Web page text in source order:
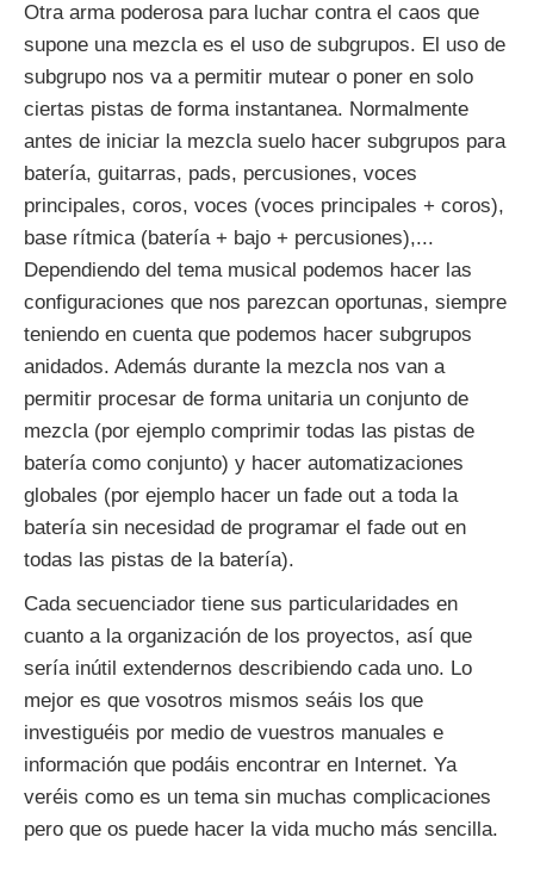
Otra arma poderosa para luchar contra el caos que
supone una mezcla es el uso de subgrupos. El uso de
subgrupo nos va a permitir mutear o poner en solo
ciertas pistas de forma instantanea. Normalmente
antes de iniciar la mezcla suelo hacer subgrupos para
batería, guitarras, pads, percusiones, voces
principales, coros, voces (voces principales + coros),
base rítmica (batería + bajo + percusiones),...
Dependiendo del tema musical podemos hacer las
configuraciones que nos parezcan oportunas, siempre
teniendo en cuenta que podemos hacer subgrupos
anidados. Además durante la mezcla nos van a
permitir procesar de forma unitaria un conjunto de
mezcla (por ejemplo comprimir todas las pistas de
batería como conjunto) y hacer automatizaciones
globales (por ejemplo hacer un fade out a toda la
batería sin necesidad de programar el fade out en
todas las pistas de la batería).
Cada secuenciador tiene sus particularidades en
cuanto a la organización de los proyectos, así que
sería inútil extendernos describiendo cada uno. Lo
mejor es que vosotros mismos seáis los que
investiguéis por medio de vuestros manuales e
información que podáis encontrar en Internet. Ya
veréis como es un tema sin muchas complicaciones
pero que os puede hacer la vida mucho más sencilla.